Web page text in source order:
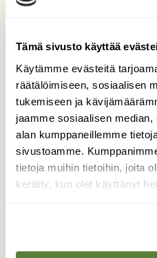
Tämä sivusto käyttää
Käytämme evästeitä
räätälöimiseen, sosiaalisen
tukemiseen ja
jaamme sosiaalisen
alan kumppaneillemme
sivustoamme.
tietoja muihin tietoihin, joita
kerätty, kun olet käyttänyt
Suomen Luonnon
suomenluonto.fi-